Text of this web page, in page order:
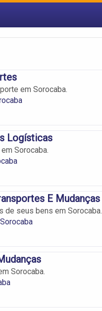
em Sorocaba.
Logísticas
Sorocaba.
E Mudanças
de seus bens em Sorocaba.
Sorocaba.